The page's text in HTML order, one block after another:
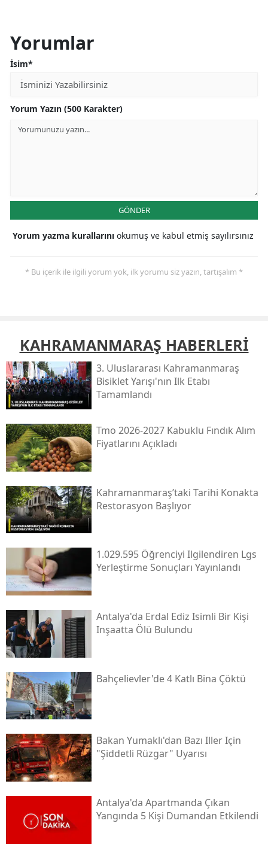
Yorumlar
İsim*
Yorum Yazın (500 Karakter)
GÖNDER
Yorum yazma kurallarını okumuş ve kabul etmiş sayılırsınız
* Bu içerik ile ilgili yorum yok, ilk yorumu siz yazın, tartışalım *
KAHRAMANMARAŞ HABERLERİ
3. Uluslararası Kahramanmaraş
Bisiklet Yarışı'nın Ilk Etabı
Tamamlandı
Tmo 2026-2027 Kabuklu Fındık Alım
Fiyatlarını Açıkladı
Kahramanmaraş’taki Tarihi Konakta
Restorasyon Başlıyor
1.029.595 Öğrenciyi Ilgilendiren Lgs
Yerleştirme Sonuçları Yayınlandı
Antalya'da Erdal Ediz Isimli Bir Kişi
Inşaatta Ölü Bulundu
Bahçelievler'de 4 Katlı Bina Çöktü
Bakan Yumaklı'dan Bazı Iller Için
"şiddetli Rüzgar" Uyarısı
Antalya'da Apartmanda Çıkan
Yangında 5 Kişi Dumandan Etkilendi